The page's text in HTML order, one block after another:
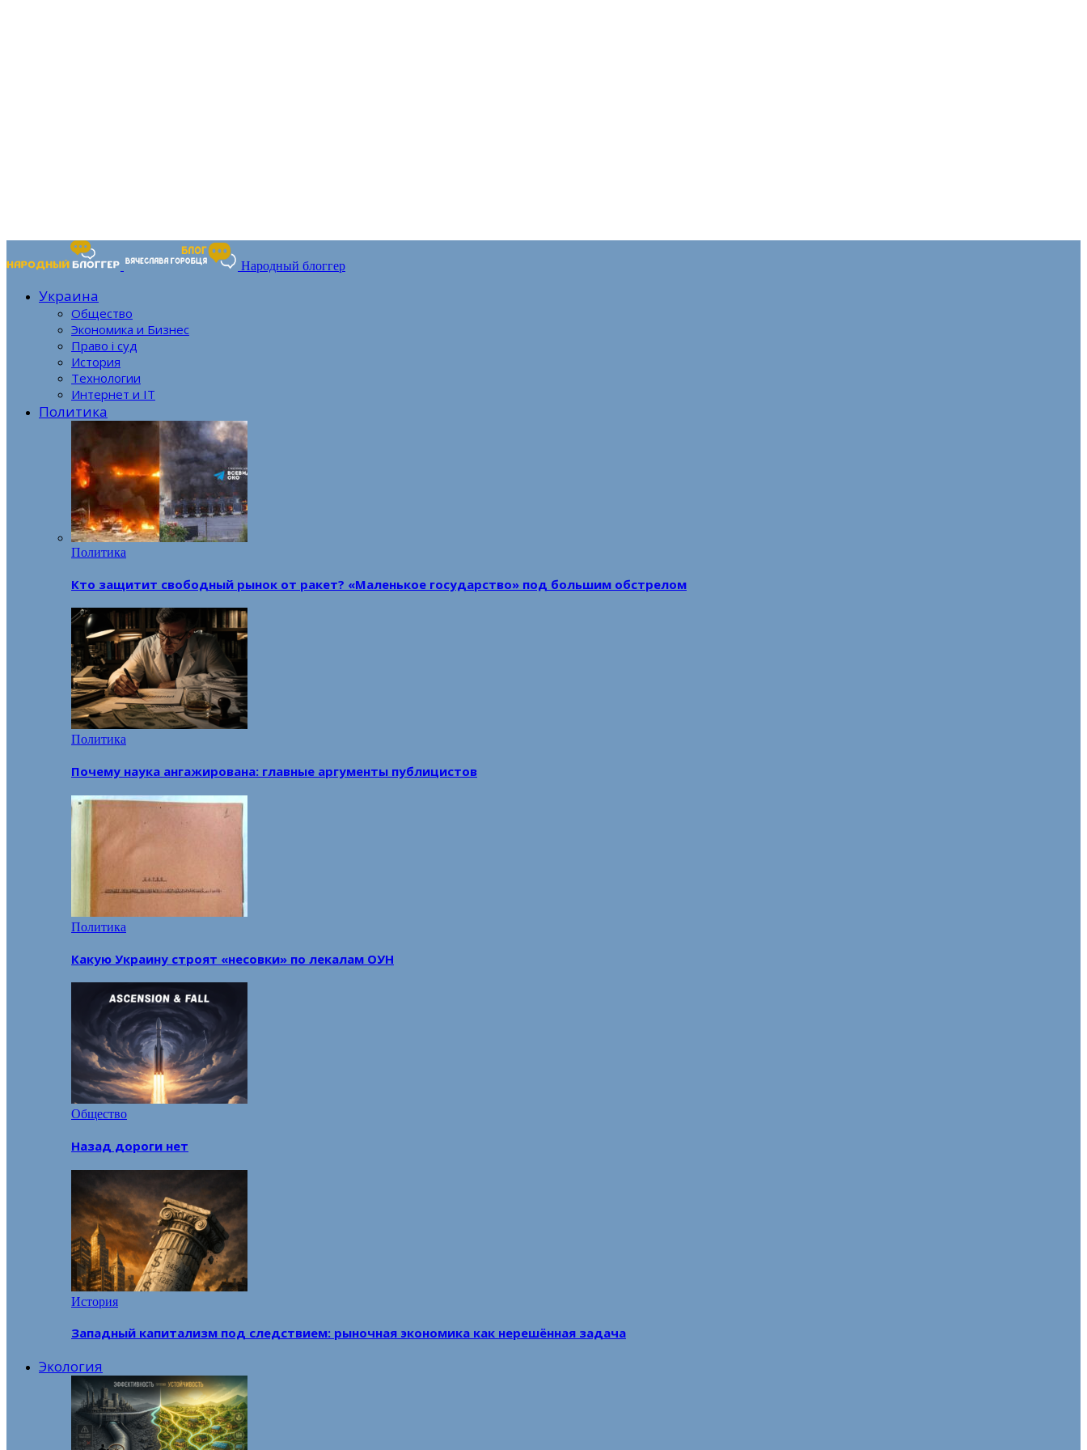
Народный блоггер
Украина
Общество
Экономика и Бизнес
Право і суд
История
Технологии
Интернет и IT
Политика
Политика
Кто защитит свободный рынок от ракет? «Маленькое государство» под большим обстрелом
Политика
Почему наука ангажирована: главные аргументы публицистов
Политика
Какую Украину строят «несовки» по лекалам ОУН
Общество
Назад дороги нет
История
Западный капитализм под следствием: рыночная экономика как нерешённая задача
Экология